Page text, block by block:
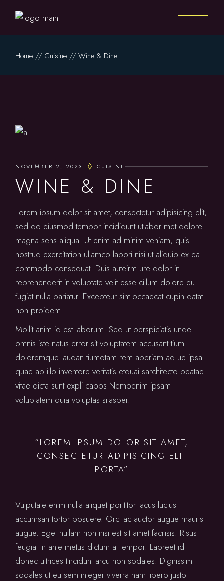
Home Cuisine Wine & Dine
NOVEMBER 2, 2023 CUISINE
WINE & DINE
Lorem ipsum dolor sit amet, consectetur adipisicing elit,
sed do eiusmod tempor incididunt utlabor met dolore
magna sens aliqua. Ut enim ad minim veniam, quis
nostrud exercitation ullamco labori nisi ut aliquip ex ea
commodo consequat. Duis auteirm ure dolor in
reprehenderit in voluptate velit esse cillum dolore eu
fugiat nulla pariatur. Excepteur sint occaecat cupin datat
non proident.
Mollit anim id est laborum. Sed ut perspiciatis unde
omnis iste natus error sit voluptatem accusant tium
doloremque laudan tiumotam rem aperiam aq ue ipsa
quae ab illo inventore veritatis etquai sarchitecto beatae
vitae dicta sunt expli cabos Nemoenim ipsam
voluptatem quia voluptas sitasper.
“LOREM IPSUM DOLOR SIT AMET,
CONSECTETUR ADIPISICING ELIT
PORTA”
Vulputate enim nulla aliquet porttitor lacus luctus
accumsan tortor posuere. Orci ac auctor augue mauris
augue. Eget nullam non nisi est sit amet facilisis. Risus
feugiat in ante metus dictum at tempor. Laoreet id
donec ultrices tincidunt arcu non sodales. Dignissim
sodales ut eu sem integer viverra nam libero justo